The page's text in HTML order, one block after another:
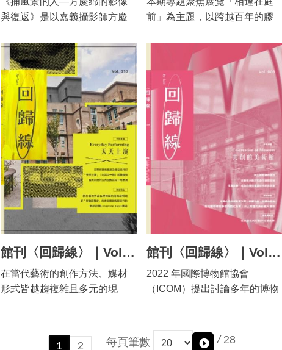
序 董事長序—蔡秀娟 移動性，
是我們理解世界的一種關係—
述—黃又文 我們在此相遇 生命
中的移與遇觀看轉向與理解遇/
預·見 -錄像廳 -檔案室 天美藝術
基金會歷年支持計畫 -我們的這
個時代—紀錄天美藝術基金會
與藝術家走過的一些痕跡—谷
浩宇 -台灣當代藝術家海外參訪
計畫 -台灣當代藝術家紐約計畫
-台灣當代藝術家出版計畫 -天美
藝術家入校園授課計畫 -基隆太
平國小創藝計畫 -天美前輩畫家
景、記憶、身分與命運的現
象，那麼界線的懸置狀態又意
態？這些都是展覽透過「線縷
游」、「疆界注」、「懸置
錄」等三個子題想要探索的面
向。
這是取得優勢的必要條件也不
為過，在這項競技中，單憑投
的，除了臨場的經驗外，作為
輔助判斷的捕手也很重要，能
否適時地做出與判斷相應的暗
號，進而與投手心靈相通，必
定是這項競技取勝的捷徑之
一。 2013年，美國職棒大聯盟
紐約洋基隊與巴爾的摩金鶯隊
在外卡割喉戰中，因為偷看暗
號的問題爆發了兩隊總教練嚴
厲爭執。2020年，大聯盟正式
宣佈將對2017年休士頓太空人
以非法手段竊取對方暗號，進
而擊敗洛杉磯道奇隊獲得世界
大賽冠軍的結果，祭出史上最
重的懲罰，這項決定不僅道出
了作弊對於比賽勝負的影響，
更體現了棒球相較於其他運動
暗號的層次，可能會很難理解
臺灣、中國與日本之間的文化
藝術發展，探究風土自然如何
驗。 和辻哲郎探討的
「人」，也意味著「人間」或
「間柄」，即透過人與人之間
的關係來界定人的內涵；
「間」也是一種人與人「之
間」的拜訪與藝術交流，亦即
探問人的存在狀態，也就是在
人與人之間、人與自然的交涉
中，與他者一起被歷史性的創
造出來的主體。本展以「畫都
嘉義」為核心，聚焦於陳澄波
後半生活動的嘉義地區，探討
經東京留學、上海執教返回嘉
義後的陳澄波，如何在嘉義的
人際網絡中重建個人畫業？本
展將進一步探究其地方文化主
體的精神構造。 001序
City / Huang Ming-Hui 在畫都
與復返》是以嘉義攝影師方慶
代影像工作者與嘉義市立美術
館策展小組所開展的復返行動
而構成的展覽。首先，聚焦於
方慶綿的山岳影像，以他早期
使用玻璃底片拍攝的玉山照
片，還有部分以黑白負片所攝
之阿里山影像為核心，追尋新
高寫真館的歷史，重探近百年
前影像的意義。其次，以地理
空間的路徑為軸線，錨定方慶
綿戰前的登山路徑與攝影視線
之觀察位置。最後再以身體行
動、動態與平面影像、口述訪
談與文字等媒介，觸發歷史與
當代的辯證關係。本展場中，
此一多重之「影像的復返」，
將以明信片字卡的形式穿插展
雄的口述聲音穿梭其間，為此
前」為主題，以跨越百年的膠
聯不同時代與媒材的創作，並
重新審視畫都的歷史縱深與藝
術家張李德和的多元面貌，呈
現美術館如何作為文化橋樑，
讓歷史在當代語境中持續生成
意義。
館刊〈回歸線〉｜Vol.010｜天天上演
在當代藝術的創作方法、媒材
形式皆越趨複雜且多元的現
新探索白盒子空間的可能性，
館刊〈回歸線〉｜Vol.009｜共創的美術館
2022 年國際博物館協會
（ICOM）提出討論多年的博物
眾，且具易近、包容、 永續、
1 2 每頁筆數 / 28